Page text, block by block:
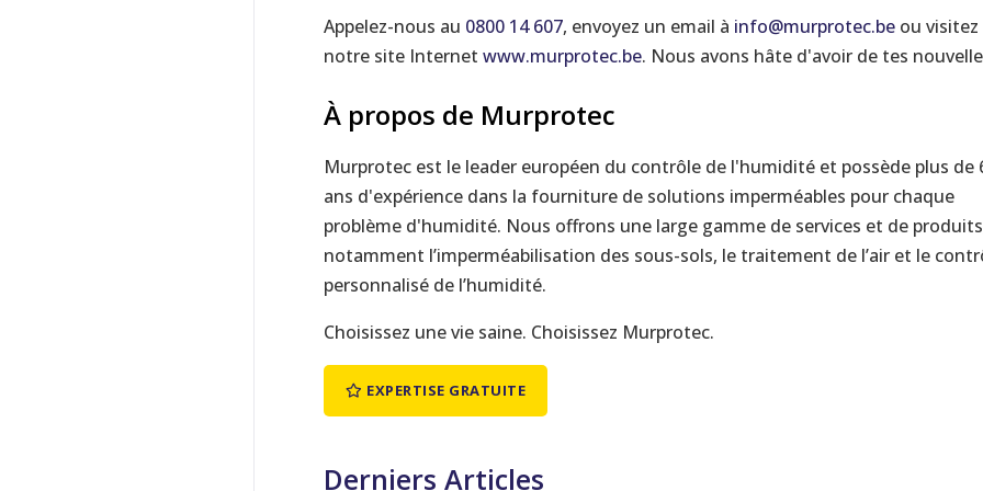
Appelez-nous au 0800 14 607, envoyez un email à info@murprotec.be ou visitez
notre site Internet www.murprotec.be. Nous avons hâte d'avoir de tes
À propos de Murprotec
Murprotec est le leader européen du contrôle de l'humidité et possède plus de
ans d'expérience dans la fourniture de solutions imperméables pour chaque
problème d'humidité. Nous offrons une large gamme de services et de
notamment l’imperméabilisation des sous-sols, le traitement de l’air et le
personnalisé de l’humidité.
Choisissez une vie saine. Choisissez Murprotec.
EXPERTISE GRATUITE
Derniers Articles